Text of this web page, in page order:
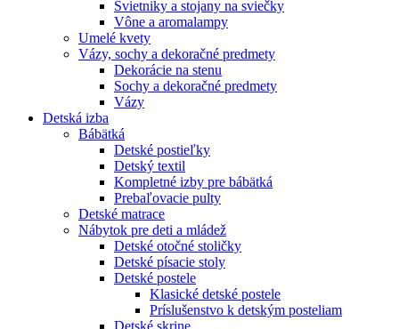
Svietniky a stojany na sviečky
Vône a aromalampy
Umelé kvety
Vázy, sochy a dekoračné predmety
Dekorácie na stenu
Sochy a dekoračné predmety
Vázy
Detská izba
Bábätká
Detské postieľky
Detský textil
Kompletné izby pre bábätká
Prebaľovacie pulty
Detské matrace
Nábytok pre deti a mládež
Detské otočné stoličky
Detské písacie stoly
Detské postele
Klasické detské postele
Príslušenstvo k detským posteliam
Detské skrine